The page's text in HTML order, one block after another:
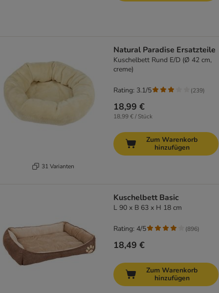
31 Varianten
Natural Paradise Ersatzteile
Kuschelbett Rund E/D (Ø 42 cm,
creme)
18,99 €
18,99 € / Stück
Rating: 3.1/5 (239)
Zum Warenkorb
hinzufügen
Kuschelbett Basic
L 90 x B 63 x H 18 cm
18,49 €
Rating: 4/5 (896)
Zum Warenkorb
hinzufügen